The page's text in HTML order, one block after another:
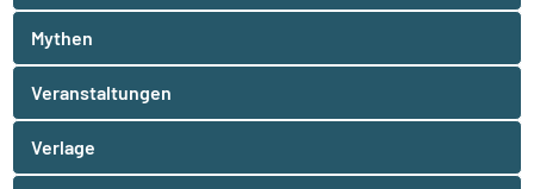
Mythen
Veranstaltungen
Verlage